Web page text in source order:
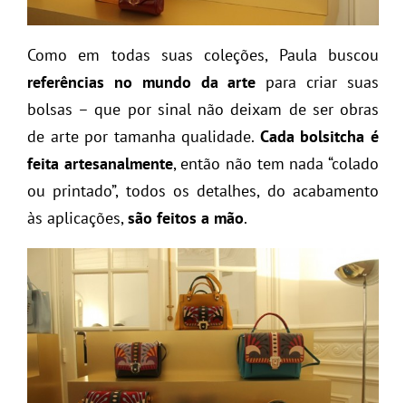
Como em todas suas coleções, Paula buscou
referências no mundo da arte para criar suas
bolsas – que por sinal não deixam de ser obras
de arte por tamanha qualidade. Cada bolsitcha é
feita artesanalmente, então não tem nada “colado
ou printado”, todos os detalhes, do acabamento
às aplicações,são feitos a mão.